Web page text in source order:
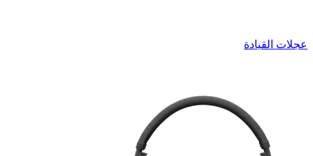
عجلات القيادة